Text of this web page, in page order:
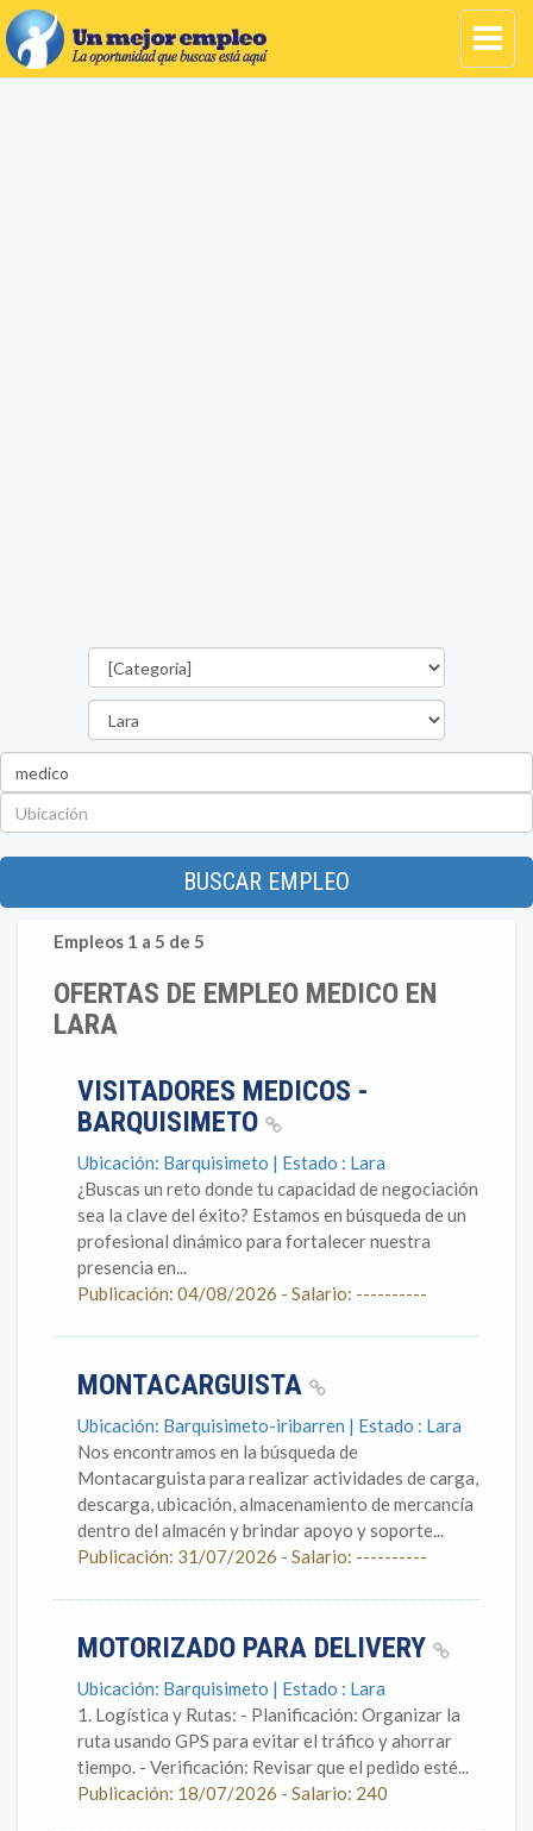
BUSCAR EMPLEO
Empleos 1 a 5 de 5
OFERTAS DE EMPLEO MEDICO EN
LARA
VISITADORES MEDICOS -
BARQUISIMETO
Ubicación: Barquisimeto | Estado : Lara
¿Buscas un reto donde tu capacidad de negociación
sea la clave del éxito? Estamos en búsqueda de un
profesional dinámico para fortalecer nuestra
presencia en...
Publicación: 04/08/2026 - Salario: ----------
MONTACARGUISTA
Ubicación: Barquisimeto-iribarren | Estado : Lara
Nos encontramos en la búsqueda de
Montacarguista para realizar actividades de carga,
descarga, ubicación, almacenamiento de mercancía
dentro del almacén y brindar apoyo y soporte...
Publicación: 31/07/2026 - Salario: ----------
MOTORIZADO PARA DELIVERY
Ubicación: Barquisimeto | Estado : Lara
1. Logística y Rutas: - Planificación: Organizar la
ruta usando GPS para evitar el tráfico y ahorrar
tiempo. - Verificación: Revisar que el pedido esté...
Publicación: 18/07/2026 - Salario: 240